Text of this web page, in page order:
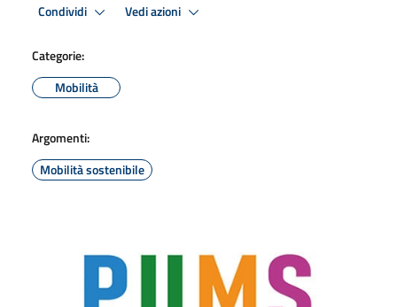
Condividi Vedi azioni
Categorie:
Mobilità
Argomenti:
Mobilità sostenibile